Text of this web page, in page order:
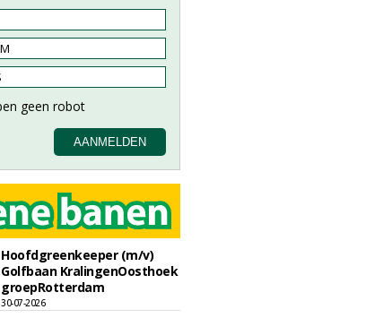
Hoofdgreenkeeper (m/v)
Golfbaan KralingenOosthoek
groepRotterdam
30-07-2026